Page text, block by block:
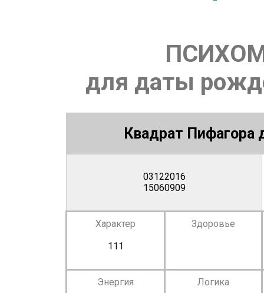
для даты
Квадрат Пифагора
03122016
15060909
Характер
111
Здоровье
Энергия
Логика